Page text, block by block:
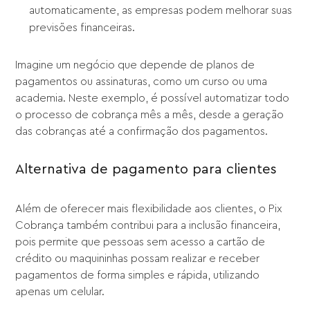
automaticamente, as empresas podem melhorar suas
previsões financeiras.
Imagine um negócio que depende de planos de
pagamentos ou assinaturas, como um curso ou uma
academia. Neste exemplo, é possível automatizar todo
o processo de cobrança mês a mês, desde a geração
das cobranças até a confirmação dos pagamentos.
Alternativa de pagamento para clientes
Além de oferecer mais flexibilidade aos clientes, o Pix
Cobrança também contribui para a inclusão financeira,
pois permite que pessoas sem acesso a cartão de
crédito ou maquininhas possam realizar e receber
pagamentos de forma simples e rápida, utilizando
apenas um celular.